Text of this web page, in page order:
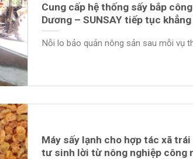
Cung cấp hệ thống sấy bắp
Dương – SUNSAY tiếp tục
Nỗi lo bảo quản nông sản sau mỗi vụ
Máy sấy lạnh cho hợp tác xã
tư sinh lời từ nông nghiệp công